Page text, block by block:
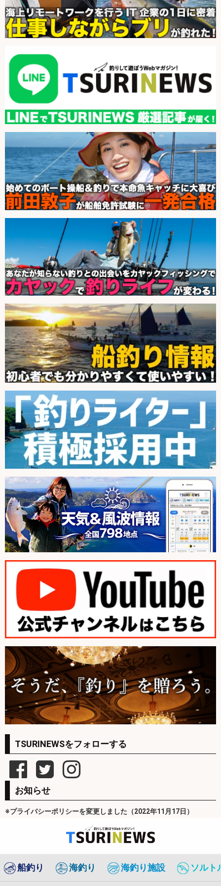
TSURINEWSをフォローする
お知らせ
※プライバシーポリシーを変更しました（2022年11月17日）
船釣り 海釣り 海釣り施設 ソルト